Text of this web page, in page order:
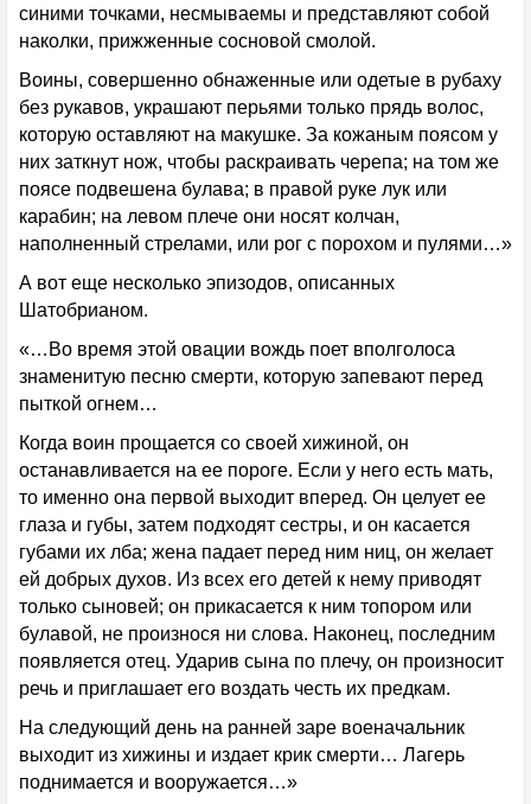
синими точками, несмываемы и представляют собой
наколки, прижженные сосновой смолой.
Воины, совершенно обнаженные или одетые в рубаху
без рукавов, украшают перьями только прядь волос,
которую оставляют на макушке. За кожаным поясом у
них заткнут нож, чтобы раскраивать черепа; на том же
поясе подвешена булава; в правой руке лук или
карабин; на левом плече они носят колчан,
наполненный стрелами, или рог с порохом и пулями…»
А вот еще несколько эпизодов, описанных
Шатобрианом.
«…Во время этой овации вождь поет вполголоса
знаменитую песню смерти, которую запевают перед
пыткой огнем…
Когда воин прощается со своей хижиной, он
останавливается на ее пороге. Если у него есть мать,
то именно она первой выходит вперед. Он целует ее
глаза и губы, затем подходят сестры, и он касается
губами их лба; жена падает перед ним ниц, он желает
ей добрых духов. Из всех его детей к нему приводят
только сыновей; он прикасается к ним топором или
булавой, не произнося ни слова. Наконец, последним
появляется отец. Ударив сына по плечу, он произносит
речь и приглашает его воздать честь их предкам.
На следующий день на ранней заре военачальник
выходит из хижины и издает крик смерти… Лагерь
поднимается и вооружается…»